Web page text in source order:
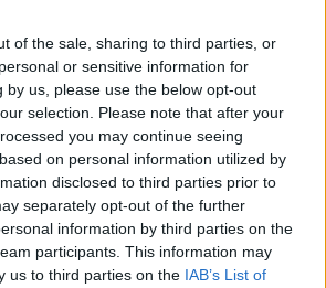
of the sale, sharing to third parties, or
or sensitive information for
by us, please use the below opt-out
selection. Please note that after your
you may continue seeing
on personal information utilized by
disclosed to third parties prior to
separately opt-out of the further
information by third parties on the
participants. This information may
us to third parties on the IAB’s List of